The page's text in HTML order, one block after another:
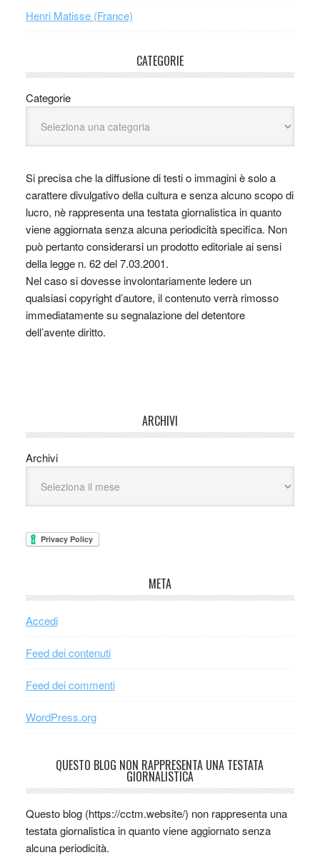
Henri Matisse (France)
CATEGORIE
Categorie
Si precisa che la diffusione di testi o immagini è solo a
carattere divulgativo della cultura e senza alcuno scopo di
lucro, nè rappresenta una testata giornalistica in quanto
viene aggiornata senza alcuna periodicità specifica. Non
può pertanto considerarsi un prodotto editoriale ai sensi
della legge n. 62 del 7.03.2001.
Nel caso si dovesse involontariamente ledere un
qualsiasi copyright d’autore, il contenuto verrà rimosso
immediatamente su segnalazione del detentore
dell’avente diritto.
ARCHIVI
Archivi
META
Accedi
Feed dei contenuti
Feed dei commenti
WordPress.org
QUESTO BLOG NON RAPPRESENTA UNA TESTATA
GIORNALISTICA
Questo blog (https://cctm.website/) non rappresenta una
testata giornalistica in quanto viene aggiornato senza
alcuna periodicità.